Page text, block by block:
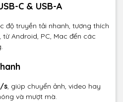
C & USB-A
độ truyền tải nhanh, tương thích
Android, PC, Mac đến các
s, giúp chuyển ảnh, video hay
và mượt mà.